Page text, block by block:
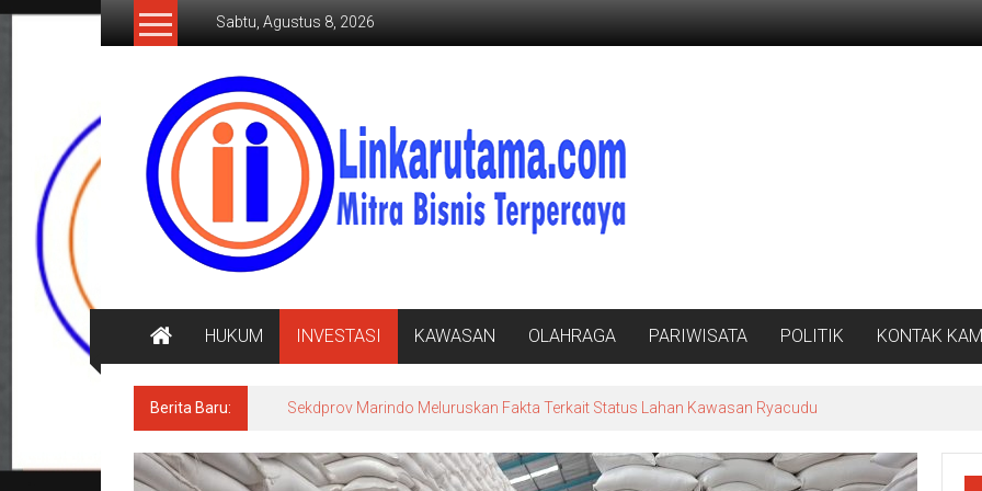
Lompat
Sabtu, Agustus 8, 2026
LINKARUTAMA.COM
Mitra
Bisnis
Terpercaya
HUKUM INVESTASI KAWASAN OLAHRAGA PARIWISATA POLITIK KONTAK
Berita Baru: Sekdprov Marindo Meluruskan Fakta Terkait Status Lahan Kawasan Ryacudu